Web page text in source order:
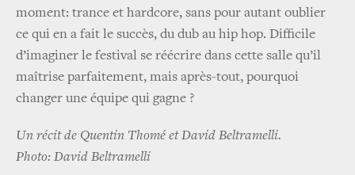
moment: trance et hardcore, sans pour autant oublier
ce qui en a fait le succès, du dub au hip hop. Difficile
d’imaginer le festival se réécrire dans cette salle qu’il
maîtrise parfaitement, mais après-tout, pourquoi
changer une équipe qui gagne ?
Un récit de Quentin Thomé et David Beltramelli.
Photo: David Beltramelli